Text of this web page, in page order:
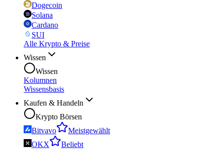
Dogecoin
Solana
Cardano
SUI
Alle Krypto & Preise
Wissen
Wissen
Kolumnen
Wissensbasis
Kaufen & Handeln
Krypto Börsen
Bitvavo
Meistgewählt
OKX
Beliebt